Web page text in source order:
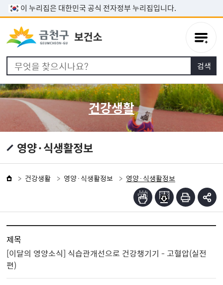
본문 바로가기
이 누리집은 대한민국 공식 전자정부 누리집입니다.
건강생활
영양·식생활정보
건강생활 영양·식생활정보 영양·식생활정보
제목
[이달의 영양소식] 식습관개선으로 건강챙기기 - 고혈압(실전
편)